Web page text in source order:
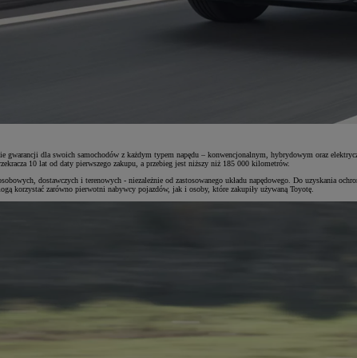
gwarancji dla swoich samochodów z każdym typem napędu – konwencjonalnym, hybrydowym oraz
10 lat od daty pierwszego zakupu, a przebieg jest niższy niż 185 000 kilometrów.
dostawczych i terenowych - niezależnie od zastosowanego układu napędowego. Do uzyskania
korzystać zarówno pierwotni nabywcy pojazdów, jak i osoby, które zakupiły używaną Toyotę.